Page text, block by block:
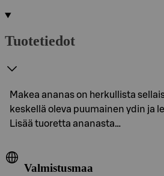
Tuotetiedot
Makea ananas on herkullista
keskellä oleva puumainen ydin ja
Lisää tuoretta ananasta…
Valmistusmaa